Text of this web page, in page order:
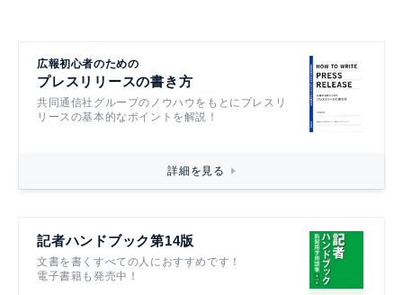
広報初心者のための
プレスリリースの書き方
共同通信社グループのノウハウをもとにプレスリ
リースの基本的なポイントを解説！
詳細を見る
記者ハンドブック第14版
文書を書くすべての人におすすめです！
電子書籍も発売中！